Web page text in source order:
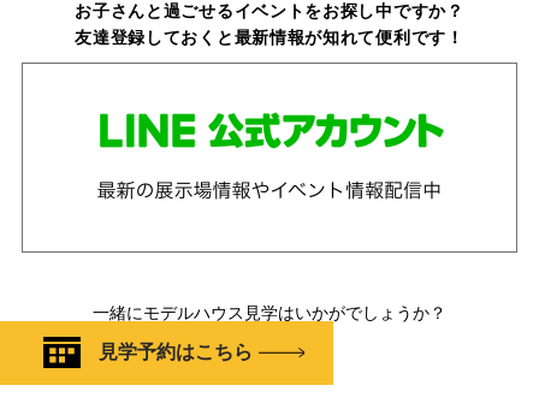
お子さんと過ごせるイベントをお探し中ですか？
友達登録しておくと最新情報が知れて便利です！
一緒にモデルハウス見学はいかがでしょうか？
見学予約はこちら